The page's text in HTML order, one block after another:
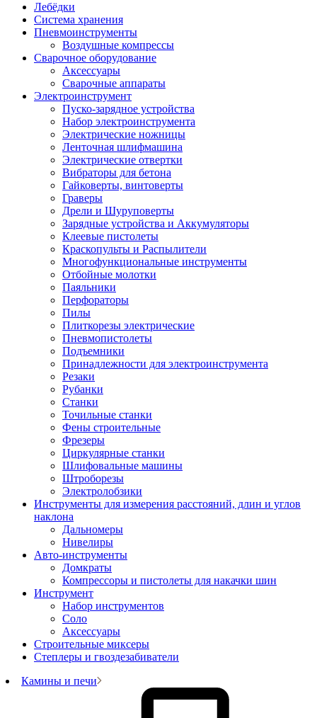
Лебёдки
Система хранения
Пневмоинструменты
Воздушные компрессы
Сварочное оборудование
Аксессуары
Сварочные аппараты
Электроинструмент
Пуско-зарядное устройства
Набор электроинструмента
Электрические ножницы
Ленточная шлифмашина
Электрические отвертки
Вибраторы для бетона
Гайковерты, винтоверты
Граверы
Дрели и Шуруповерты
Зарядные устройства и Аккумуляторы
Клеевые пистолеты
Краскопульты и Распылители
Многофункциональные инструменты
Отбойные молотки
Паяльники
Перфораторы
Пилы
Плиткорезы электрические
Пневмопистолеты
Подъемники
Принадлежности для электроинструмента
Резаки
Рубанки
Станки
Точильные станки
Фены строительные
Фрезеры
Циркулярные станки
Шлифовальные машины
Штроборезы
Электролобзики
Инструменты для измерения расстояний, длин и углов
наклона
Дальномеры
Нивелиры
Авто-инструменты
Домкраты
Компрессоры и пистолеты для накачки шин
Инструмент
Набор инструментов
Соло
Аксессуары
Строительные миксеры
Степлеры и гвоздезабиватели
Камины и печи